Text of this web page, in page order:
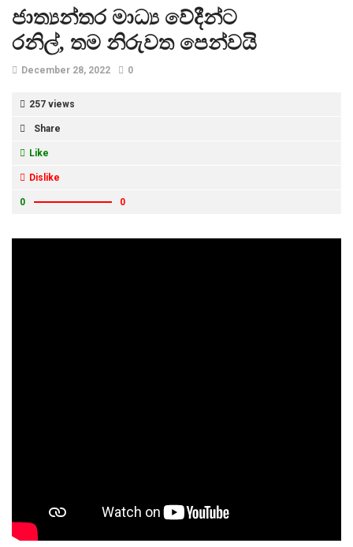
ජාත්‍යන්තර මාධ්‍ය වේදීන්ට
රනිල්, තම නිරුවත පෙන්වයි
December 28, 2022 0
257 views
Share
Like
Dislike
0 0